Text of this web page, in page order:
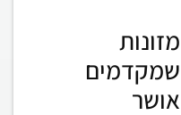
מזונות
שמקדמים
אושר